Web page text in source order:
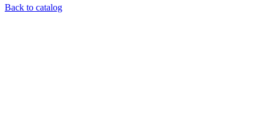
Back to catalog